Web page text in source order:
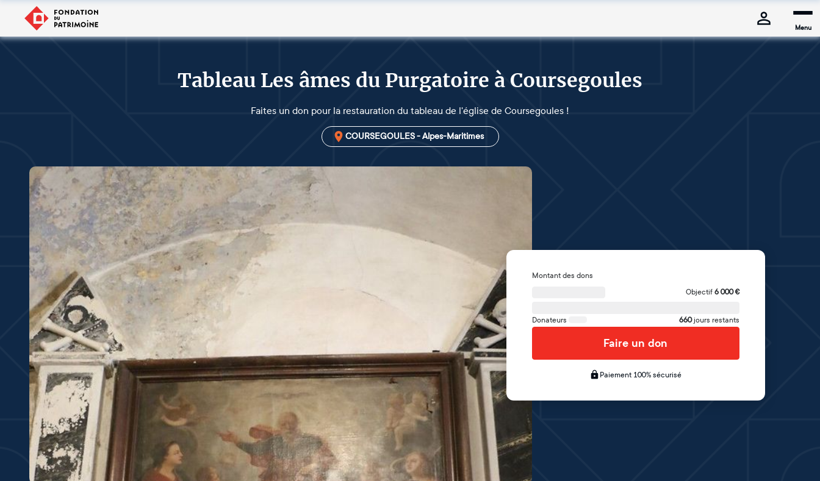
Menu
Tableau Les âmes du Purgatoire à Coursegoules
Faites un don pour la restauration du tableau de l'église de Coursegoules !
COURSEGOULES - Alpes-Maritimes
Montant des dons
Objectif 6 000€
Donateurs 660 jours restants
Faire un don
Paiement 100% sécurisé